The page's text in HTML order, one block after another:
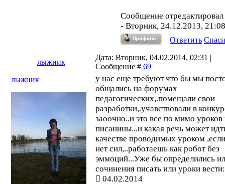
Сообщение отредактировал
- Вторник, 24.12.2013, 21:08
Ответить
лыжник
Дата: Вторник, 04.02.2014, 02:31 |
Сообщение # 69
лыжник
у нас еще требуют что бы мы
общались на форумах
педагогических,.помещали свои
разработки,.учавствовали в
заоочно..и это все по мимо уроков
писанины...и какая речь может
качестве проводимых уроком
нет сил,..работаешь как робот без
эммоций...Уже бы определились
сочинения писать или уроки
04.02.2014